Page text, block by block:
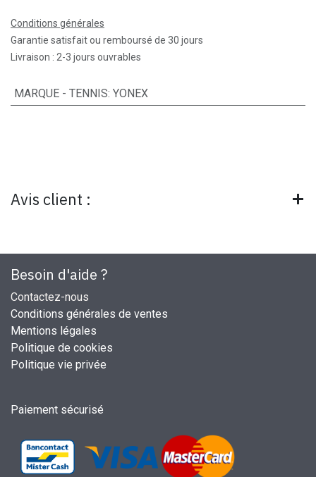
Conditions générales
Garantie satisfait ou remboursé de 30 jours
Livraison : 2-3 jours ouvrables
MARQUE - TENNIS: YONEX
Avis client :
Besoin d'aide ?
Contactez-nous
Conditions générales de ventes
Mentions légales
Politique de cookies
Politique vie privée
Paiement sécurisé